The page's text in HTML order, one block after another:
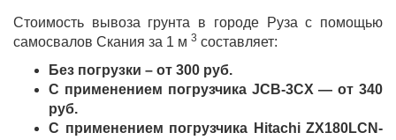
Стоимость вывоза грунта в городе Руза с помощью
самосвалов Скания за 1 м 3 составляет:
Без погрузки – от 300 руб.
С применением погрузчика JCB-3CX — от 340
руб.
С применением погрузчика Hitachi ZX180LCN-